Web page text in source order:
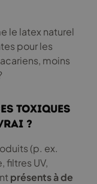
le latex naturel
pour les
moins
toxiques
?
(p. ex.
filtres UV,
présents à de